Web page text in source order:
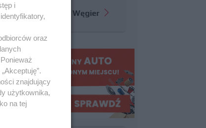
informacji o GP Węgier
i
oraz
znajdujący
użytkownika,
na tej